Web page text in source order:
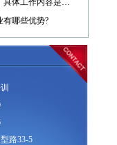
数控编程师在工厂具体工作内容是什么?
有哪些优势?
路33-5